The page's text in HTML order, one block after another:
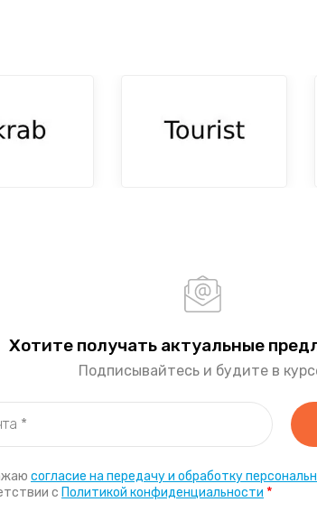
Хотите получать актуальные
Подписывайтесь и будите в
согласие на передачу и обработку
с Политикой конфиденциальности *